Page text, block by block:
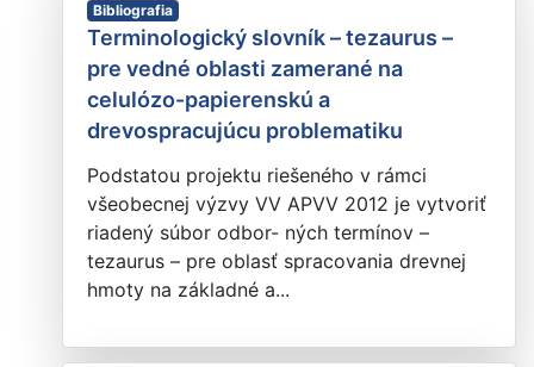
Bibliografia
Terminologický slovník – tezaurus –
pre vedné oblasti zamerané na
celulózo-papierenskú a
drevospracujúcu problematiku
Podstatou projektu riešeného v rámci
všeobecnej výzvy VV APVV 2012 je vytvoriť
riadený súbor odbor- ných termínov –
tezaurus – pre oblasť spracovania drevnej
hmoty na základné a...